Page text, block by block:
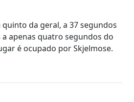
da geral, a 37 segundos
apenas quatro segundos do
é ocupado por Skjelmose.